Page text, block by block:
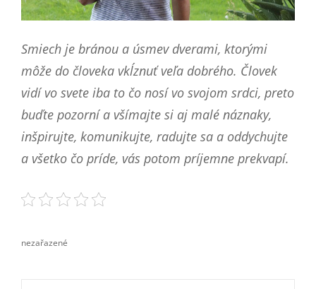
Smiech je bránou a úsmev dverami, ktorými
môže do človeka vkĺznuť veľa dobrého. Človek
vidí vo svete iba to čo nosí vo svojom srdci, preto
buďte pozorní a všímajte si aj malé náznaky,
inšpirujte, komunikujte, radujte sa a oddychujte
a všetko čo príde, vás potom príjemne prekvapí.
categories
nezařazené